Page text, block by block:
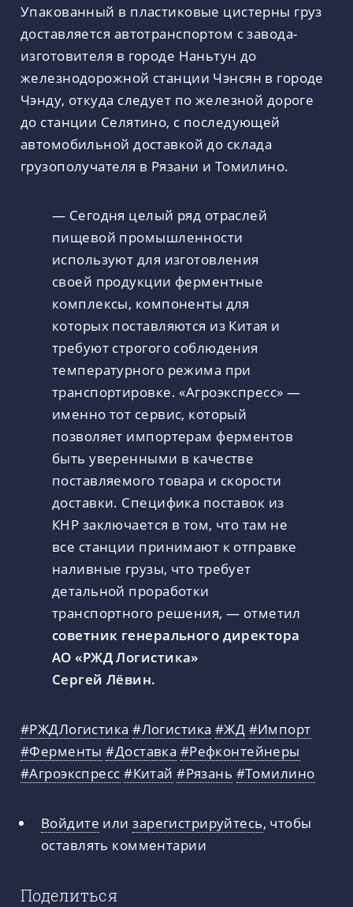
Упакованный в пластиковые цистерны груз
доставляется автотранспортом с завода-
изготовителя в городе Наньтун до
железнодорожной станции Чэнсян в городе
Чэнду, откуда следует по железной дороге
до станции Селятино, с последующей
автомобильной доставкой до склада
грузополучателя в Рязани и Томилино.
— Сегодня целый ряд отраслей
пищевой промышленности
используют для изготовления
своей продукции ферментные
комплексы, компоненты для
которых поставляются из Китая и
требуют строгого соблюдения
температурного режима при
транспортировке. «Агроэкспресс» —
именно тот сервис, который
позволяет импортерам ферментов
быть уверенными в качестве
поставляемого товара и скорости
доставки. Специфика поставок из
КНР заключается в том, что там не
все станции принимают к отправке
наливные грузы, что требует
детальной проработки
транспортного решения, — отметил
советник генерального директора
АО «РЖД Логистика»
Сергей Лёвин.
#РЖДЛогистика #Логистика #ЖД #Импорт
#Ферменты #Доставка #Рефконтейнеры
#Агроэкспресс #Китай #Рязань #Томилино
Войдите илизарегистрируйтесь, чтобы
оставлять комментарии
Поделиться